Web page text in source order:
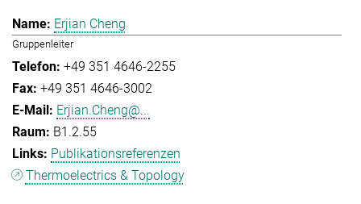
Erjian Cheng
Gruppenleiter
+49 351 4646-2255
+49 351 4646-3002
Erjian.Cheng@...
B1.2.55
Publikationsreferenzen
Thermoelectrics & Topology